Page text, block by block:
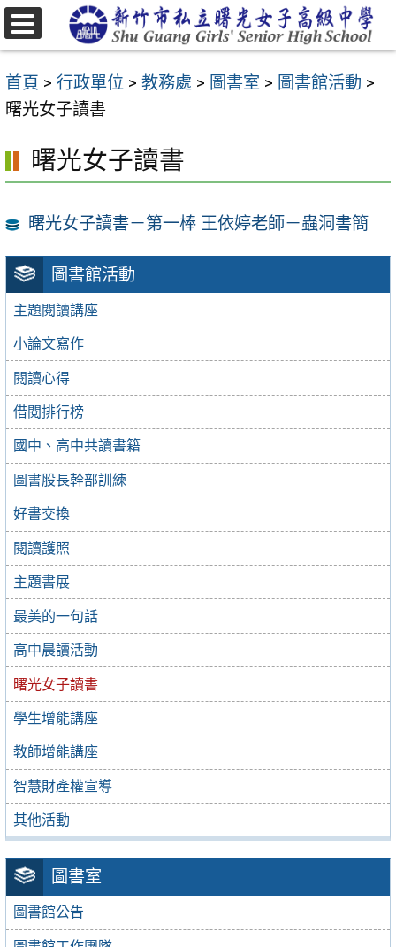
跳
至
要
內
區
首頁 > 行政單位 > 教務處 > 圖書室 > 圖書館活動 >
曙光女子讀書
圖書館活動
主題閱讀講座
小論文寫作
閱讀心得
借閱排行榜
國中、高中共讀書籍
圖書股長幹部訓練
好書交換
閱讀護照
主題書展
最美的一句話
高中晨讀活動
曙光女子讀書
學生增能講座
教師增能講座
智慧財產權宣導
其他活動
圖書室
圖書館公告
曙光女子讀書
曙光女子讀書－第一棒 王依婷老師－蟲洞書簡
選
單